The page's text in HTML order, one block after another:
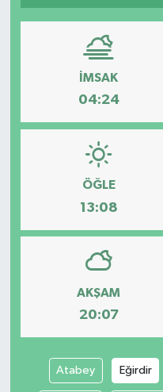
İMSAK
04:24
ÖĞLE
13:08
AKŞAM
20:07
Atabey Eğirdir